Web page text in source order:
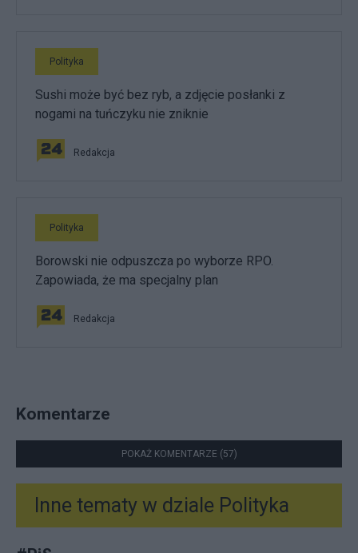
Polityka
Sushi może być bez ryb, a zdjęcie posłanki z
nogami na tuńczyku nie zniknie
Redakcja
Polityka
Borowski nie odpuszcza po wyborze RPO.
Zapowiada, że ma specjalny plan
Redakcja
Komentarze
POKAŻ KOMENTARZE (57)
Inne tematy w dziale Polityka